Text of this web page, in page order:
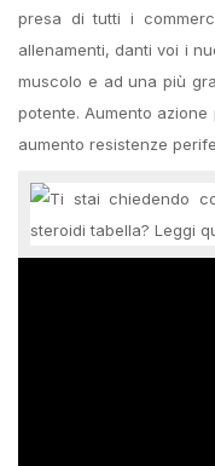
presa di tutti i
allenamenti, danti voi i
muscolo e ad una più
potente. Aumento
aumento resistenze